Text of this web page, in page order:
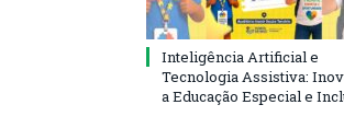
Inteligência Artificial e
Tecnologia Assistiva:
a Educação Especial e